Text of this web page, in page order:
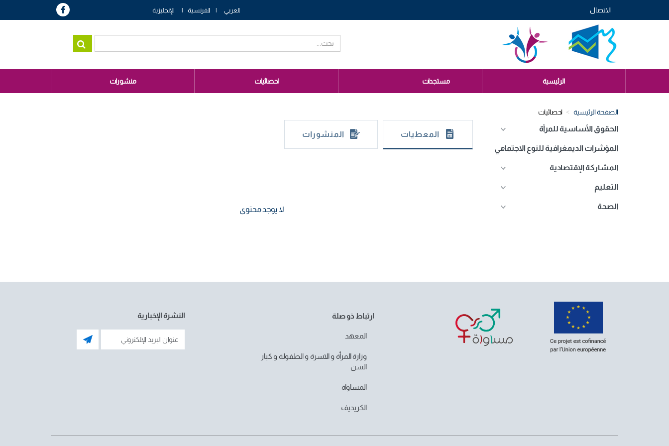
Menu
header
genre
الاتصال العربي الفرنسية الإنجليزية
Menu
genre
الرئيسية مستجدات احصائيات منشورات
الصفحة الرئيسية احصائيات
الحقوق الأساسية للمرأة
المؤشرات الديمغرافية للنوع الاجتماعي
المشاركة الإقتصادية
التعليم
الصحة
المعطيات المنشورات
لا يوجد محتوى
ارتباط ذو صلة
المعهد
وزارة المرأة و الاسرة و الطفولة و كبار
السن
المساواة
الكريديف
النشرة الإخبارية